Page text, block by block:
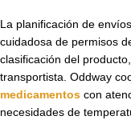
La planificación de
cuidadosa de permisos
clasificación del
transportista. Oddway
medicamentos con
necesidades de